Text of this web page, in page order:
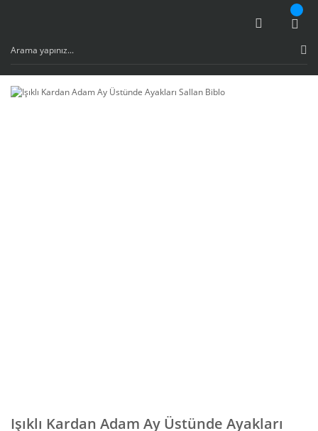
Işıklı Kardan Adam Ay Üstünde Ayakları